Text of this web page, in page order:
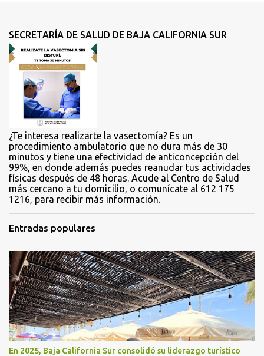
t
r
o
SECRETARÍA DE SALUD DE BAJA CALIFORNIA SUR
¿Te interesa realizarte la vasectomía? Es un
procedimiento ambulatorio que no dura más de 30
minutos y tiene una efectividad de anticoncepción del
99%, en donde además puedes reanudar tus actividades
físicas después de 48 horas. Acude al Centro de Salud
más cercano a tu domicilio, o comunícate al 612 175
1216, para recibir más información.
Entradas populares
En 2025, Baja California Sur consolidó su liderazgo turístico